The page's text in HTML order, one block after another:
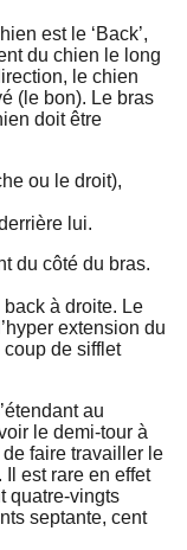
est le ‘Back’,
du chien le long
le chien
(le bon). Le bras
doit être
ou le droit),
lui.
du côté du bras.
à droite. Le
extension du
de sifflet
au
le demi-tour à
faire travailler le
Il est rare en effet
quatre-vingts
septante, cent